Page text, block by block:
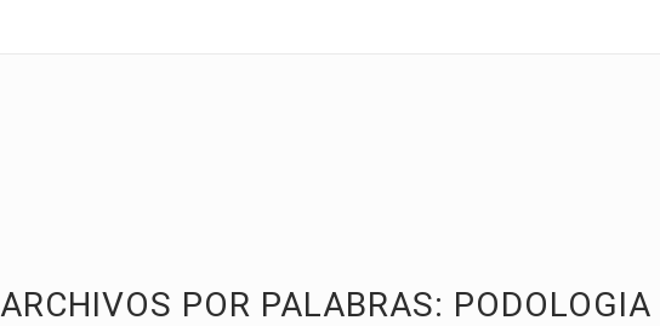
ARCHIVOS POR PALABRAS: PODOLOGIA